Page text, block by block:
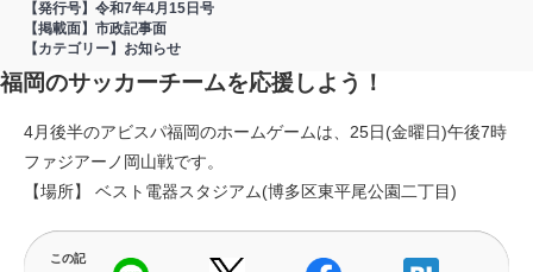
【発行号】令和7年4月15日号
【掲載面】市政記事面
【カテゴリー】お知らせ
福岡のサッカーチームを応援しよう！
4月後半のアビスパ福岡のホームゲームは、25日(金曜日)午後7時
ファジアーノ岡山戦です。
【場所】 ベスト電器スタジアム(博多区東平尾公園二丁目)
この記